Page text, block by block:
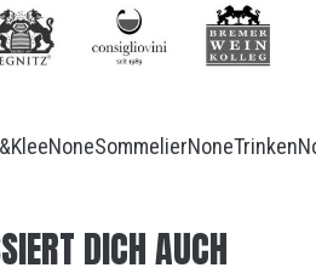
NoneSommelierNoneTrinken
DICH AUCH